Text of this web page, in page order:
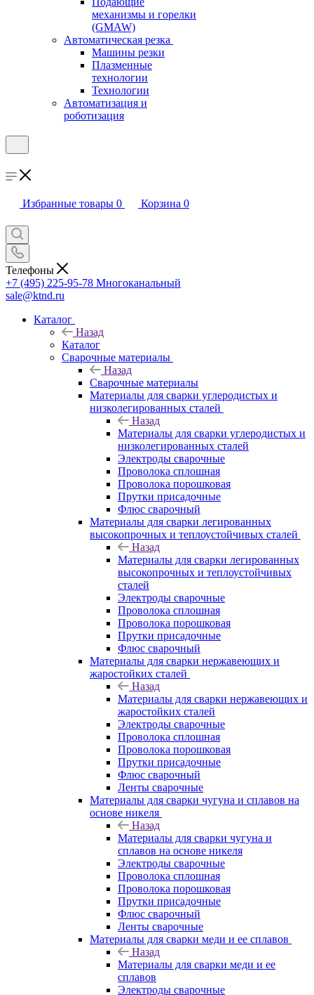
механизмы и горелки
(GMAW)
Автоматическая резка
Машины резки
Плазменные
технологии
Технологии
Автоматизация и
роботизация
Избранные товары 0 Корзина 0
Телефоны
+7 (495) 225-95-78 Многоканальный
sale@ktnd.ru
Каталог
Назад
Каталог
Сварочные материалы
Назад
Сварочные материалы
Материалы для сварки углеродистых и
низколегированных сталей
Назад
Материалы для сварки углеродистых и
низколегированных сталей
Электроды сварочные
Проволока сплошная
Проволока порошковая
Прутки присадочные
Флюс сварочный
Материалы для сварки легированных
высокопрочных и теплоустойчивых сталей
Назад
Материалы для сварки легированных
высокопрочных и теплоустойчивых
сталей
Электроды сварочные
Проволока сплошная
Проволока порошковая
Прутки присадочные
Флюс сварочный
Материалы для сварки нержавеющих и
жаростойких сталей
Назад
Материалы для сварки нержавеющих и
жаростойких сталей
Электроды сварочные
Проволока сплошная
Проволока порошковая
Прутки присадочные
Флюс сварочный
Ленты сварочные
Материалы для сварки чугуна и сплавов на
основе никеля
Назад
Материалы для сварки чугуна и
сплавов на основе никеля
Электроды сварочные
Проволока сплошная
Проволока порошковая
Прутки присадочные
Флюс сварочный
Ленты сварочные
Материалы для сварки меди и ее сплавов
Назад
Материалы для сварки меди и ее
сплавов
Электроды сварочные